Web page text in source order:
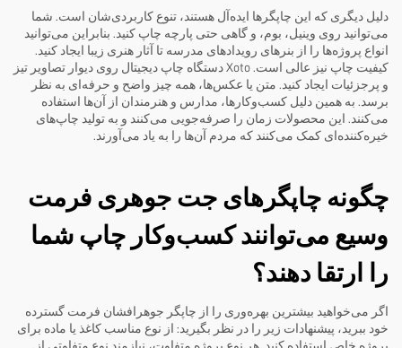
دلیل دیگری که این چاپگرها ایده‌آل هستند، تنوع کاربردی‌شان است. شما
می‌توانید روی وینیل، بوم، و گاهی حتی پارچه چاپ کنید. بنابراین می‌توانید
انواع پروژه‌ها را از بنرهای رویدادهای مدرسه تا آثار هنری زیبا ایجاد کنید.
کیفیت چاپ نیز عالی است. Xoto
دستگاه چاپ دیجیتال روی دیوار تصاویر تیز
و پرجزئیات ایجاد کنید. متن یا عکس‌ها، همه چیز واضح و حرفه‌ای به نظر
برسد. به همین دلیل کسب‌وکارها، مدارس و هنرمندان از آن‌ها استفاده
می‌کنند. این محصولات زمان را صرفه‌جویی می‌کنند و به تولید چاپ‌های
خیره‌کننده‌ای کمک می‌کنند که مردم آن‌ها را به یاد می‌آورند.
چگونه چاپگرهای جت جوهری فرمت
وسیع می‌توانند کسب‌وکار چاپ شما
را ارتقا دهند؟
اگر می‌خواهید بیشترین بهره‌وری را از چاپگر جوهرافشان فرمت گسترده
خود ببرید، پیشنهادات زیر را در نظر بگیرید: از نوع مناسب کاغذ یا ماده برای
پروژه خاص استفاده کنید. هر نوع پروژه متفاوت، نیازمند نوع متفاوتی از